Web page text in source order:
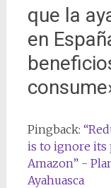
que la
en
Pingback:
is to ignore its
Amazon” -
Ayahuasca